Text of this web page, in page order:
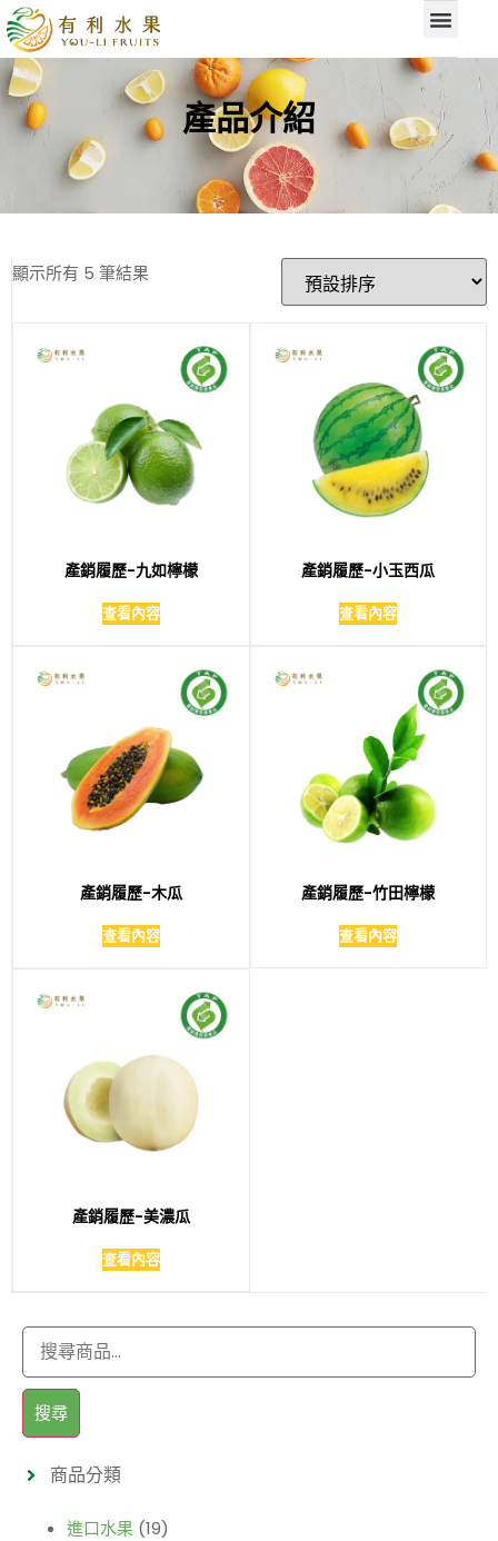
產品介紹
顯示所有 5 筆結果
產銷履歷-九如檸檬
查看內容
產銷履歷-小玉西瓜
查看內容
產銷履歷-木瓜
查看內容
產銷履歷-竹田檸檬
查看內容
產銷履歷-美濃瓜
查看內容
搜尋
商品分類
進口水果 (19)